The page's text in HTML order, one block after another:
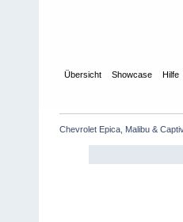
Übersicht Showcase Hilfe
Chevrolet Epica, Malibu &